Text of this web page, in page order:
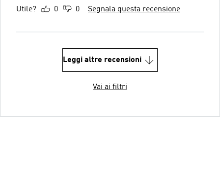
Utile? 0 0 Segnala questa recensione
Leggi altre recensioni
Vai ai filtri